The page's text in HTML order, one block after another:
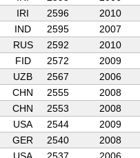
IRI 2596
2010
IND 2595
2007
RUS 2592
2010
FID 2572
2009
UZB 2567
2006
CHN 2555
2008
CHN 2553
2008
USA 2544
2009
GER 2540
2008